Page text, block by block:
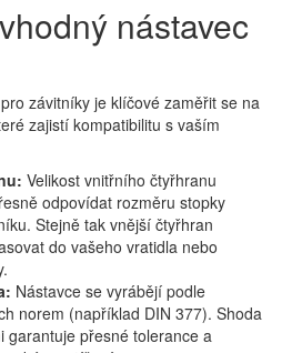
nástavec
závitníky je klíčové zaměřit se na
zajistí kompatibilitu s vaším
Velikost vnitřního čtyřhranu
odpovídat rozměru stopky
Stejně tak vnější čtyřhran
do vašeho vratidla nebo
Nástavce se vyrábějí podle
norem (například DIN 377). Shoda
garantuje přesné tolerance a